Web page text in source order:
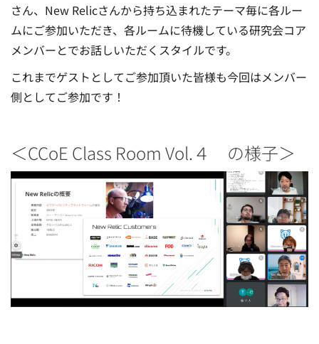
さん、New Relicさんから持ち込まれたテーマ毎に各ルー
ムにご参加いただき、各ルームに待機している研究会コア
メンバーとでお話しいただくスタイルです。
これまでゲストとしてご参加頂いた皆様も今回はメンバー
側としてご参加です！
＜CCoE Class Room Vol.４ の様子＞